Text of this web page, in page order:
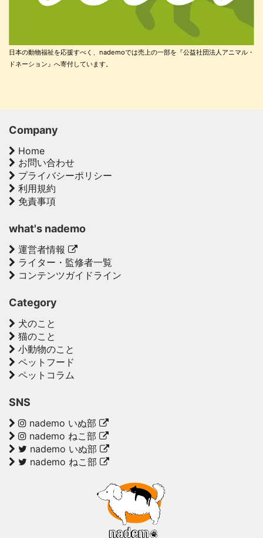
日本の動物福祉を応援すべく、nademoでは売上の一部を『公益社団法人アニマル・
ドネーション』へ寄付しています。
Company
Home
お問い合わせ
プライバシーポリシー
利用規約
免責事項
what's nademo
運営者情報
ライター・監修者一覧
コンテンツガイドライン
Category
犬のこと
猫のこと
小動物のこと
ペットフード
ペットコラム
SNS
nademo いぬ部
nademo ねこ部
nademo いぬ部
nademo ねこ部